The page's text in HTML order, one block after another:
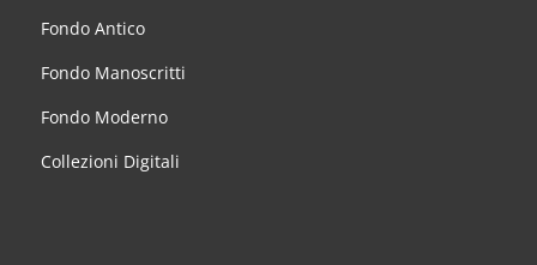
Fondo Antico
Fondo Manoscritti
Fondo Moderno
Collezioni Digitali